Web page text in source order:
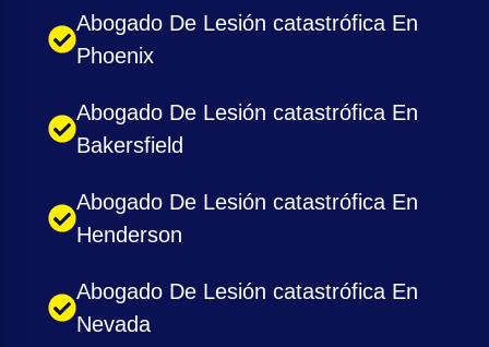
Abogado De Lesión catastrófica En
Phoenix
Abogado De Lesión catastrófica En
Bakersfield
Abogado De Lesión catastrófica En
Henderson
Abogado De Lesión catastrófica En
Nevada